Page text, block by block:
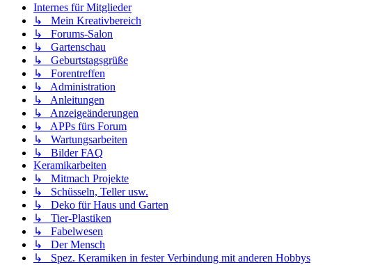
Internes für Mitglieder
↳ Mein Kreativbereich
↳ Forums-Salon
↳ Gartenschau
↳ Geburtstagsgrüße
↳ Forentreffen
↳ Administration
↳ Anleitungen
↳ Anzeigeänderungen
↳ APPs fürs Forum
↳ Wartungsarbeiten
↳ Bilder FAQ
Keramikarbeiten
↳ Mitmach Projekte
↳ Schüsseln, Teller usw.
↳ Deko für Haus und Garten
↳ Tier-Plastiken
↳ Fabelwesen
↳ Der Mensch
↳ Spez. Keramiken in fester Verbindung mit anderen Hobbys